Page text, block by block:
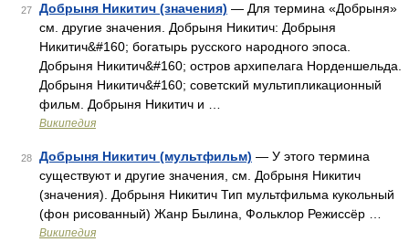
27 Добрыня Никитич (значения) — Для термина «Добрыня»
см. другие значения. Добрыня Никитич: Добрыня
Никитич&#160; богатырь русского народного эпоса.
Добрыня Никитич&#160; остров архипелага Норденшельда.
Добрыня Никитич&#160; советский мультипликационный
фильм. Добрыня Никитич и …
Википедия
28 Добрыня Никитич (мультфильм) — У этого термина
существуют и другие значения, см. Добрыня Никитич
(значения). Добрыня Никитич Тип мультфильма кукольный
(фон рисованный) Жанр Былина, Фольклор Режиссёр …
Википедия